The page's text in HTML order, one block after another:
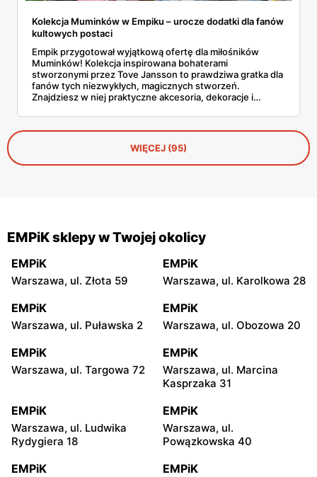
Kolekcja Muminków w Empiku – urocze dodatki dla fanów
kultowych postaci
Empik przygotował wyjątkową ofertę dla miłośników
Muminków! Kolekcja inspirowana bohaterami
stworzonymi przez Tove Jansson to prawdziwa gratka dla
fanów tych niezwykłych, magicznych stworzeń.
Znajdziesz w niej praktyczne akcesoria, dekoracje i
element codziennego użytku, jak i prezent. Sprawdź, co
przygotowano w tej uroczej kolekcji dostępnej wyłącznie
WIĘCEJ (95)
EMPiK sklepy w Twojej okolicy
EMPiK
Warszawa, ul. Złota 59
EMPiK
Warszawa, ul. Karolkowa 28
EMPiK
Warszawa, ul. Puławska 2
EMPiK
Warszawa, ul. Obozowa 20
EMPiK
Warszawa, ul. Targowa 72
EMPiK
Warszawa, ul. Marcina
Kasprzaka 31
EMPiK
Warszawa, ul. Ludwika
Rydygiera 18
EMPiK
Warszawa, ul.
Powązkowska 40
EMPiK EMPiK